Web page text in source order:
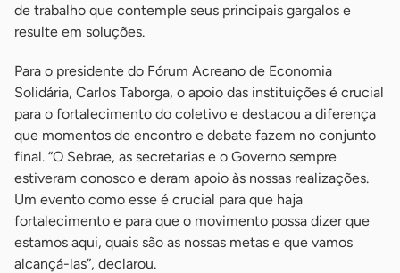
de trabalho que contemple seus principais gargalos e
resulte em soluções.
Para o presidente do Fórum Acreano de Economia
Solidária, Carlos Taborga, o apoio das instituições é crucial
para o fortalecimento do coletivo e destacou a diferença
que momentos de encontro e debate fazem no conjunto
final. “O Sebrae, as secretarias e o Governo sempre
estiveram conosco e deram apoio às nossas realizações.
Um evento como esse é crucial para que haja
fortalecimento e para que o movimento possa dizer que
estamos aqui, quais são as nossas metas e que vamos
alcançá-las”, declarou.